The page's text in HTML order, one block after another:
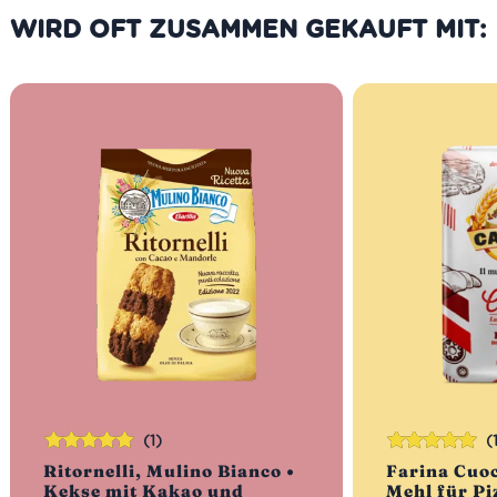
WIRD OFT ZUSAMMEN GEKAUFT MIT:
Ritornelli, Mulino Bianco •
Kekse mit Kakao und
(1)
Bewertet
mit5.00von
Farina
Mehl für
Bewertet
mit5.00von